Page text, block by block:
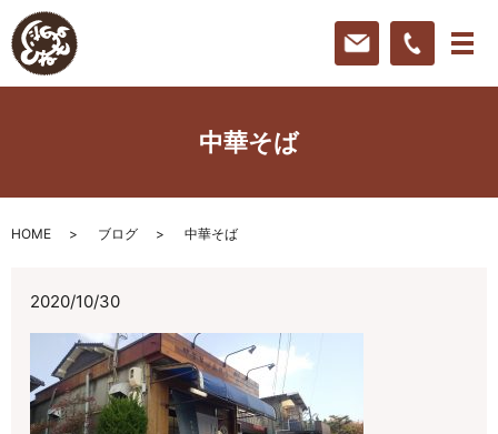
中華そば
HOME ブログ 中華そば
2020/10/30